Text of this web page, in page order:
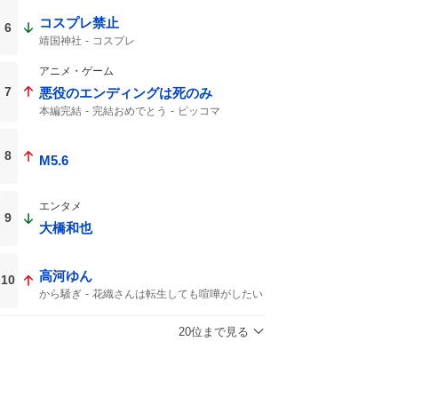
6 コスプレ禁止
靖国神社 コスプレ
7
アニメ・ゲーム
悪役のエンディングは死のみ
本編完結 完結おめでとう
ピッコマ
8 M5.6
9
エンタメ
大橋和也
10 高河ゆん
から騒ぎ
花織さんは転生しても喧嘩がしたい
20位まで見る